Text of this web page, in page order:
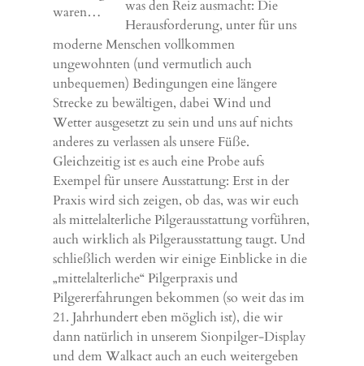
waren…
was den Reiz ausmacht: Die
Herausforderung, unter für uns
moderne Menschen vollkommen
ungewohnten (und vermutlich auch
unbequemen) Bedingungen eine längere
Strecke zu bewältigen, dabei Wind und
Wetter ausgesetzt zu sein und uns auf nichts
anderes zu verlassen als unsere Füße.
Gleichzeitig ist es auch eine Probe aufs
Exempel für unsere Ausstattung: Erst in der
Praxis wird sich zeigen, ob das, was wir euch
als mittelalterliche Pilgerausstattung vorführen,
auch wirklich als Pilgerausstattung taugt. Und
schließlich werden wir einige Einblicke in die
„mittelalterliche“ Pilgerpraxis und
Pilgererfahrungen bekommen (so weit das im
21. Jahrhundert eben möglich ist), die wir
dann natürlich in unserem Sionpilger-Display
und dem Walkact auch an euch weitergeben